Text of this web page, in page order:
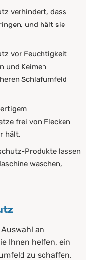
verhindert, dass
und hält sie
vor Feuchtigkeit
und Keimen
Schlafumfeld
frei von Flecken
hält.
Produkte lassen
waschen,
Auswahl an
Ihnen helfen, ein
zu schaffen.